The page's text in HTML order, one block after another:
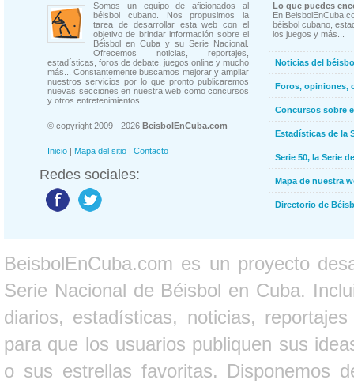
Somos un equipo de aficionados al
béisbol cubano. Nos propusimos la
tarea de desarrollar esta web con el
objetivo de brindar información sobre el
Béisbol en Cuba y su Serie Nacional.
Ofrecemos noticias, reportajes,
estadísticas, foros de debate, juegos online y mucho
más... Constantemente buscamos mejorar y ampliar
nuestros servicios por lo que pronto publicaremos
nuevas secciones en nuestra web como concursos
y otros entretenimientos.
© copyright 2009 - 2026 BeisbolEnCuba.com
Inicio | Mapa del sitio | Contacto
Redes sociales:
Lo que puedes
En
béisbol cubano,
los juegos y más...
Noticias del
Foros, opiniones,
Concursos sobre
Estadísticas de la
Serie 50, la Serie
Mapa de nuestra
Directorio de
BeisbolEnCuba.com es un proyecto
Serie Nacional de Béisbol en Cuba.
diarios, estadísticas, noticias,
para que los usuarios publiquen sus
o sus estrellas favoritas. Disponemos